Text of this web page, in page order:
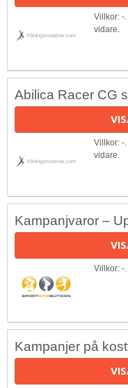
Villkor: -
vidare.
Abilica Racer CG
Villkor: -
vidare.
Kampanjvaror –
Villkor: -
Kampanjer på